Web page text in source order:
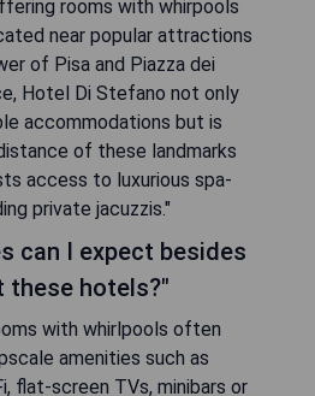
rooms with whirpools
near popular attractions
of Pisa and Piazza dei
Hotel Di Stefano not only
accommodations but is
of these landmarks
access to luxurious spa-
private jacuzzis."
can I expect besides
these hotels?"
with whirlpools often
amenities such as
flat-screen TVs, minibars or